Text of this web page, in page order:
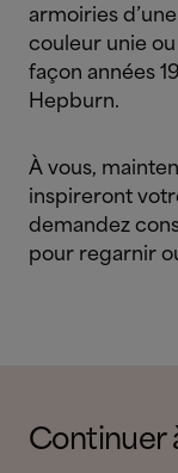
armoiries
couleur unie
façon années
Hepburn.
À vous,
inspireront
demandez
pour regarnir
Continuer